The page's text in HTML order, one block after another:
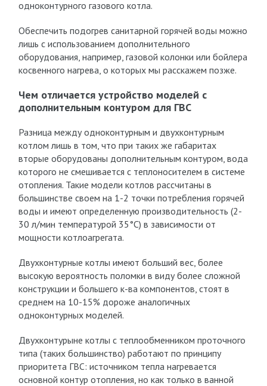
одноконтурного газового котла.
Обеспечить подогрев санитарной горячей воды можно
лишь с использованием дополнительного
оборудования, например, газовой колонки или бойлера
косвенного нагрева, о которых мы расскажем позже.
Чем отличается устройство моделей с
дополнительным контуром для ГВС
Разница между одноконтурным и двухконтурным
котлом лишь в том, что при таких же габаритах
вторые оборудованы дополнительным контуром, вода
которого не смешивается с теплоносителем в системе
отопления. Такие модели котлов рассчитаны в
большинстве своем на 1-2 точки потребления горячей
воды и имеют определенную производительность (2-
30 л/мин температурой 35°C) в зависимости от
мощности котлоагрегата.
Двухконтурные котлы имеют больший вес, более
высокую вероятность поломки в виду более сложной
конструкции и большего к-ва компонентов, стоят в
среднем на 10-15% дороже аналогичных
одноконтурных моделей.
Двухконтурыне котлы с теплообменником проточного
типа (таких большинство) работают по принципу
приоритета ГВС: источником тепла нагревается
основной контур отопления, но как только в ванной